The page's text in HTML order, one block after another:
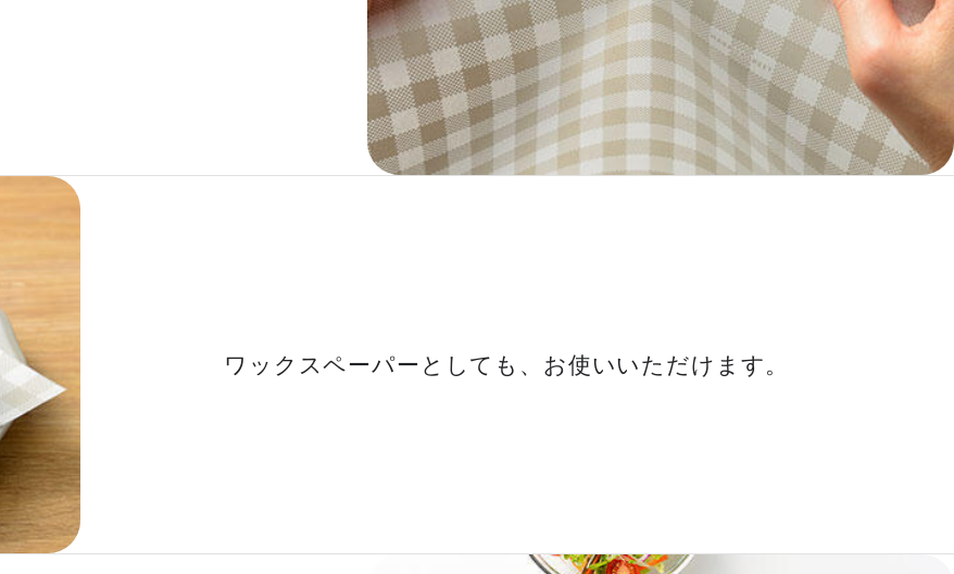
ワックスペーパーとしても、お使いいただけます。